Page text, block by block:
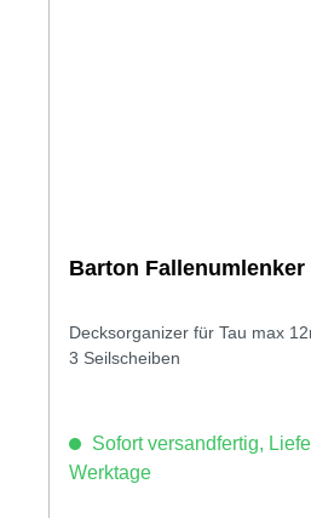
Barton Fallenumlenker
Decksorganizer für Tau max
3 Seilscheiben
Sofort versandfertig,
Werktage